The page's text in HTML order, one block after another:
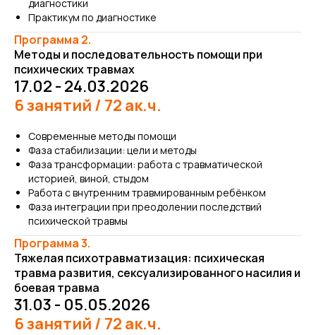
диагностики
Практикум по диагностике
Программа 2.
Методы и последовательность помощи при
психических травмах
17.02 - 24.03.2026
6 занятий / 72 ак.ч.
Современные методы помощи
Фаза стабилизации: цели и методы
Фаза трансформации: работа с травматической
историей, виной, стыдом
Работа с внутренним травмированным ребёнком
Фаза интеграции при преодолении последствий
психической травмы
Программа 3.
Тяжелая психотравматизация: психическая
травма развития, сексуализированного насилия и
боевая травма
31.03 - 05.05.2026
6 занятий / 72 ак.ч.